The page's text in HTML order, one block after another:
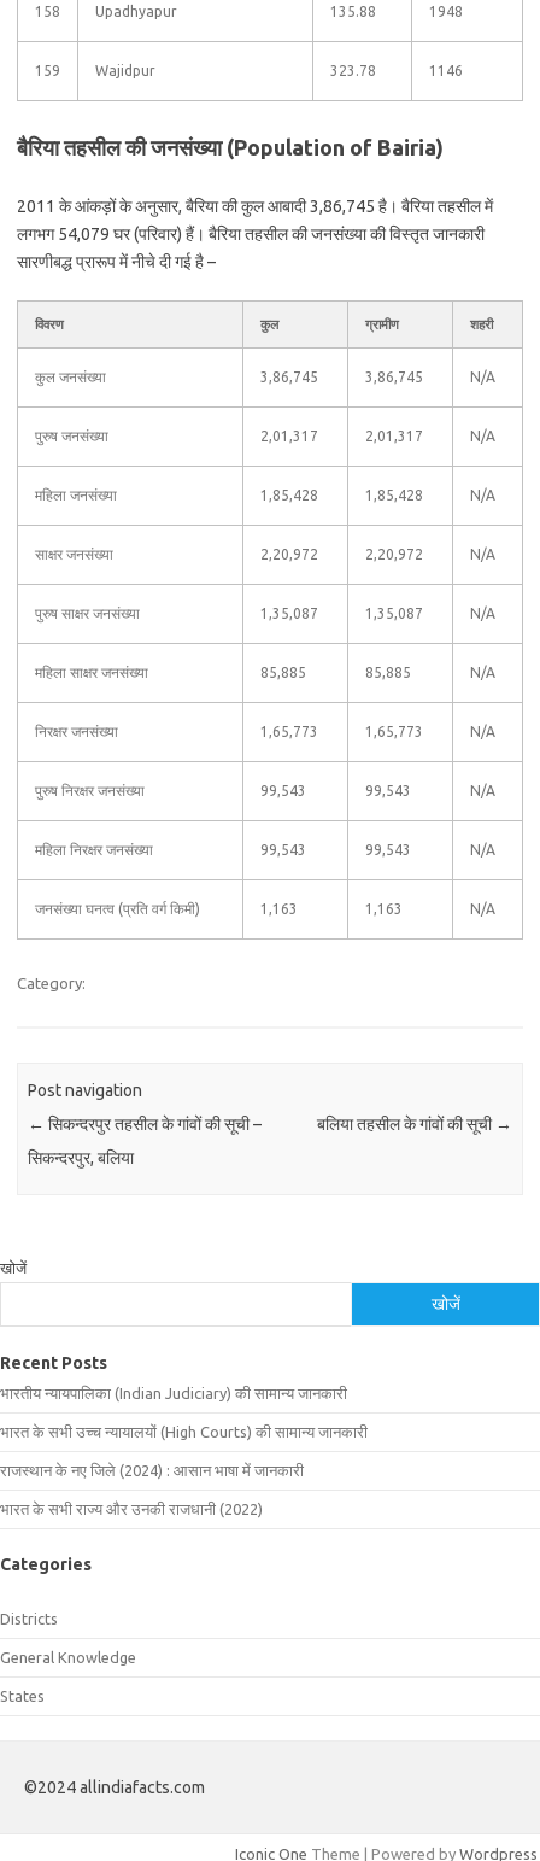
158 Upadhyapur 135.88 1948
159 Wajidpur 323.78 1146
बैरिया तहसील की जनसंख्या (Population of Bairia)
2011 के आंकड़ों के अनुसार, बैरिया की कुल आबादी 3,86,745 है। बैरिया तहसील में
लगभग 54,079 घर (परिवार) हैं। बैरिया तहसील की जनसंख्या की विस्तृत जानकारी
सारणीबद्ध प्रारूप में नीचे दी गई है –
विवरण कुल ग्रामीण शहरी
कुल जनसंख्या 3,86,745 3,86,745 N/A
पुरुष जनसंख्या 2,01,317 2,01,317 N/A
महिला जनसंख्या 1,85,428 1,85,428 N/A
साक्षर जनसंख्या 2,20,972 2,20,972 N/A
पुरुष साक्षर जनसंख्या 1,35,087 1,35,087 N/A
महिला साक्षर जनसंख्या 85,885 85,885 N/A
निरक्षर जनसंख्या 1,65,773 1,65,773 N/A
पुरुष निरक्षर जनसंख्या 99,543 99,543 N/A
महिला निरक्षर जनसंख्या 99,543 99,543 N/A
जनसंख्या घनत्व (प्रति वर्ग किमी) 1,163 1,163 N/A
Category:
Post navigation
← सिकन्दरपुर तहसील के गांवों की सूची –
सिकन्दरपुर, बलिया
बलिया तहसील के गांवों की सूची →
खोजें
खोजें
Recent Posts
भारतीय न्यायपालिका (Indian Judiciary) की सामान्य जानकारी
भारत के सभी उच्च न्यायालयों (High Courts) की सामान्य जानकारी
राजस्थान के नए जिले (2024) : आसान भाषा में जानकारी
भारत के सभी राज्य और उनकी राजधानी (2022)
Categories
Districts
General Knowledge
States
©2024 allindiafacts.com
Iconic One Theme | Powered by Wordpress